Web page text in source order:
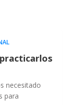
necesitado
para